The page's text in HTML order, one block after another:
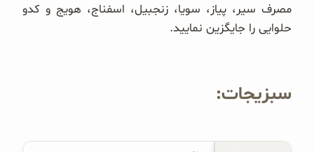
مصرف سیر، پیاز، سویا، زنجبیل، اسفناج، هویج و کدو
حلوایی را جایگزین نمایید.
سبزیجات: